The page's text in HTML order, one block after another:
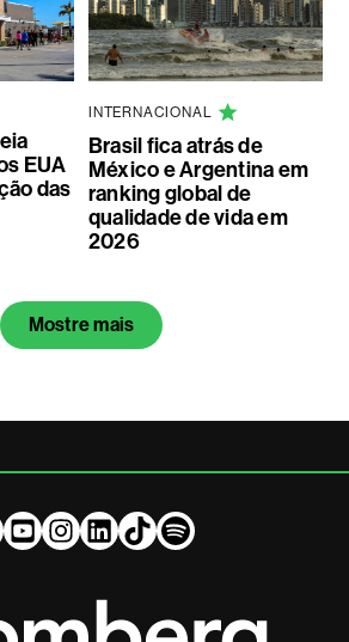
EUA
das
INTERNACIONAL
Brasil fica atrás de
México e Argentina em
ranking global de
qualidade de vida em
2026
Mostre mais